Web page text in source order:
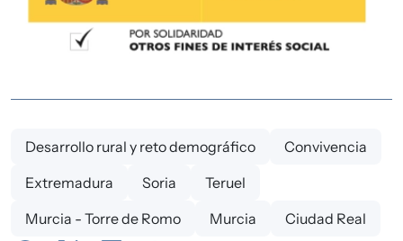
Desarrollo rural y reto demográfico
Convivencia
Extremadura
Soria
Teruel
Murcia - Torre de Romo
Murcia Ciudad Real